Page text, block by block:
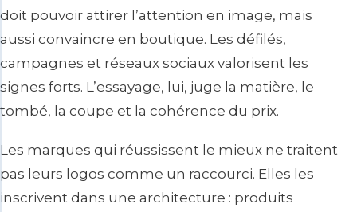
doit pouvoir attirer l’attention en image, mais
aussi convaincre en boutique. Les défilés,
campagnes et réseaux sociaux valorisent les
signes forts. L’essayage, lui, juge la matière, le
tombé, la coupe et la cohérence du prix.
Les marques qui réussissent le mieux ne traitent
pas leurs logos comme un raccourci. Elles les
inscrivent dans une architecture : produits